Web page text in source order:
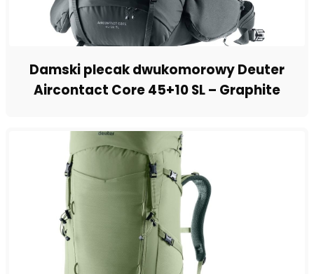
Damski plecak dwukomorowy Deuter
Aircontact Core 45+10 SL – Graphite